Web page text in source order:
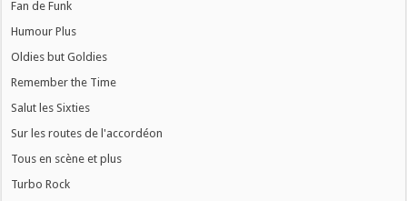
Fan de Funk
Humour Plus
Oldies but Goldies
Remember the Time
Salut les Sixties
Sur les routes de l'accordéon
Tous en scène et plus
Turbo Rock